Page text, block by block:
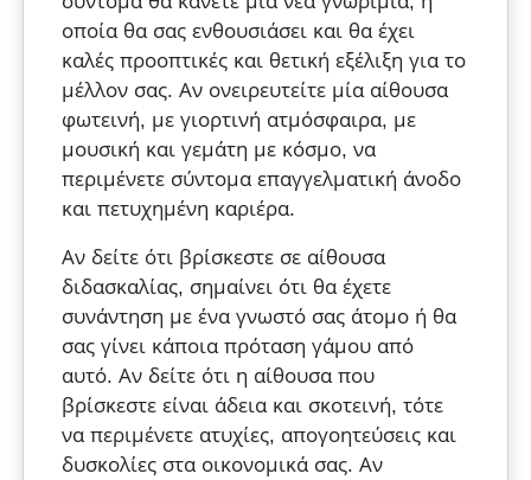
οποία θα σας ενθουσιάσει και θα έχει
καλές προοπτικές και θετική εξέλιξη για το
μέλλον σας. Αν ονειρευτείτε μία αίθουσα
φωτεινή, με γιορτινή ατμόσφαιρα, με
μουσική και γεμάτη με κόσμο, να
περιμένετε σύντομα επαγγελματική άνοδο
και πετυχημένη καριέρα.
Αν δείτε ότι βρίσκεστε σε αίθουσα
διδασκαλίας, σημαίνει ότι θα έχετε
συνάντηση με ένα γνωστό σας άτομο ή θα
σας γίνει κάποια πρόταση γάμου από
αυτό. Αν δείτε ότι η αίθουσα που
βρίσκεστε είναι άδεια και σκοτεινή, τότε
να περιμένετε ατυχίες, απογοητεύσεις και
δυσκολίες στα οικονομικά σας. Αν